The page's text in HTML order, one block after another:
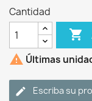
Cantidad

 Últimas
Escriba su